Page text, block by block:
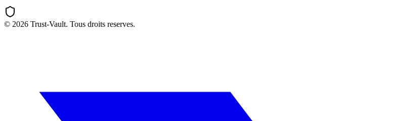
© 2026 Trust-Vault. Tous droits reserves.